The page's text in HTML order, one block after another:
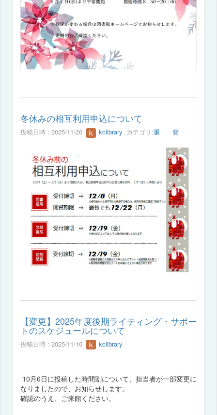
冬休みの相互利用申込について
投稿日時 : 2025/11/20 kclibrary カテゴリ:重 要
【変更】2025年度後期ライティング・サポー
トのスケジュールについて
投稿日時 : 2025/11/10 kclibrary
10月6日に投稿した時間割について、担当者が一部変更に
なりましたので、お知らせします。
確認のうえ、ご来館ください。